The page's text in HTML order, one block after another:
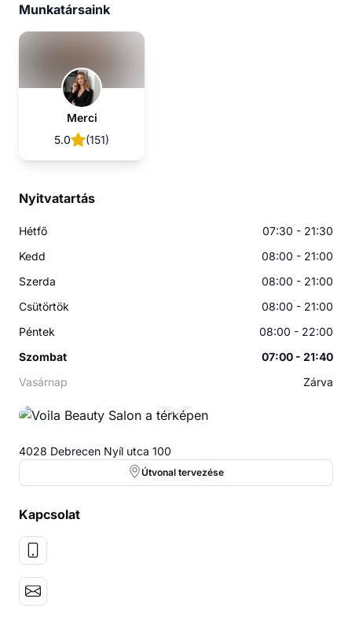
Munkatársaink
Merci
5.0
(151)
Nyitvatartás
Hétfő
07:30 - 21:30
Kedd
08:00 - 21:00
Szerda
08:00 - 21:00
Csütörtök
08:00 - 21:00
Péntek
08:00 - 22:00
Szombat
07:00 - 21:40
Vasárnap
Zárva
4028 Debrecen Nyíl utca 100
Útvonal tervezése
Kapcsolat